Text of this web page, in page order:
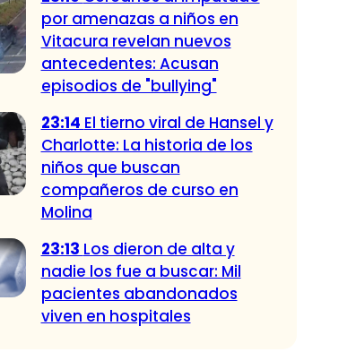
por amenazas a niños en
Vitacura revelan nuevos
antecedentes: Acusan
episodios de "bullying"
23:14 El tierno viral de Hansel y
Charlotte: La historia de los
niños que buscan
compañeros de curso en
Molina
23:13 Los dieron de alta y
nadie los fue a buscar: Mil
pacientes abandonados
viven en hospitales